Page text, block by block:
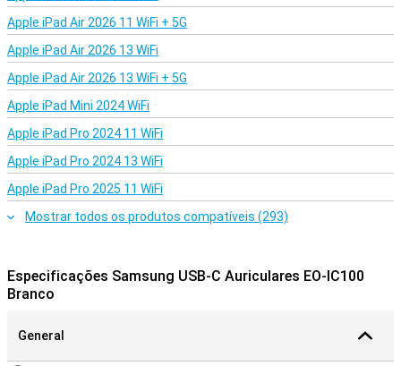
Apple iPad Air 2026 11 WiFi + 5G
Apple iPad Air 2026 13 WiFi
Apple iPad Air 2026 13 WiFi + 5G
Apple iPad Mini 2024 WiFi
Apple iPad Pro 2024 11 WiFi
Apple iPad Pro 2024 13 WiFi
Apple iPad Pro 2025 11 WiFi
Mostrar todos os produtos compatíveis (293)
Especificações Samsung USB-C Auriculares EO-IC100
Branco
General